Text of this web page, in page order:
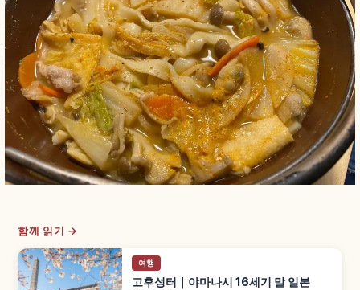
함께 읽기 →
여행
고후성터｜야마나시 16세기 말 일본